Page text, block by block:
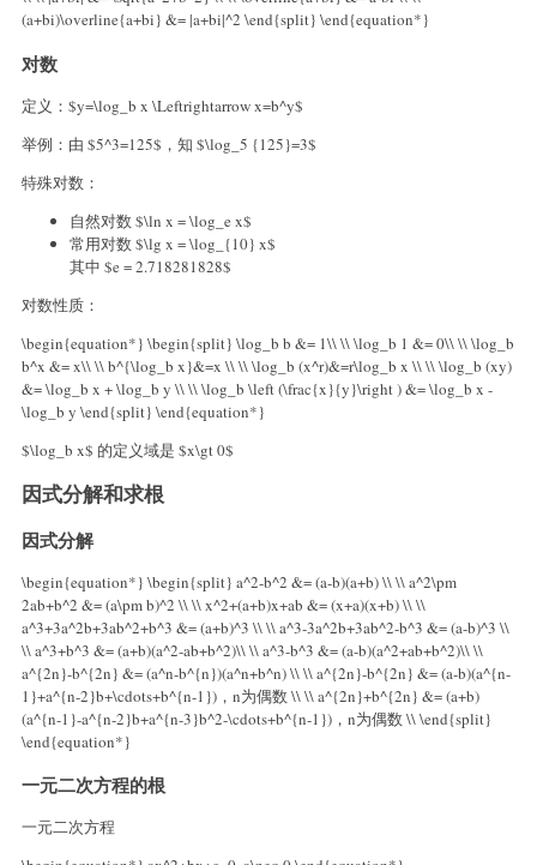
(a+bi)\overline{a+bi} &= |a+bi|^2 \end{split} \end{equation*}
对数
定义：$y=\log_b x \Leftrightarrow x=b^y$
举例：由 $5^3=125$，知 $\log_5 {125}=3$
特殊对数：
自然对数 $\ln x = \log_e x$
常用对数 $\lg x = \log_{10} x$
其中 $e = 2.718281828$
对数性质：
\begin{equation*} \begin{split} \log_b b &= 1\\ \\ \log_b 1 &= 0\\ \\ \log_b
b^x &= x\\ \\ b^{\log_b x}&=x \\ \\ \log_b (x^r)&=r\log_b x \\ \\ \log_b (xy)
&= \log_b x + \log_b y \\ \\ \log_b \left (\frac{x}{y}\right ) &= \log_b x -
\log_b y \end{split} \end{equation*}
$\log_b x$ 的定义域是 $x\gt 0$
因式分解和求根
因式分解
\begin{equation*} \begin{split} a^2-b^2 &= (a-b)(a+b) \\ \\ a^2\pm
2ab+b^2 &= (a\pm b)^2 \\ \\ x^2+(a+b)x+ab &= (x+a)(x+b) \\ \\
a^3+3a^2b+3ab^2+b^3 &= (a+b)^3 \\ \\ a^3-3a^2b+3ab^2-b^3 &= (a-b)^3 \\
\\ a^3+b^3 &= (a+b)(a^2-ab+b^2)\\ \\ a^3-b^3 &= (a-b)(a^2+ab+b^2)\\ \\
a^{2n}-b^{2n} &= (a^n-b^{n})(a^n+b^n) \\ \\ a^{2n}-b^{2n} &= (a-b)(a^{n-
1}+a^{n-2}b+\cdots+b^{n-1})，n为偶数 \\ \\ a^{2n}+b^{2n} &= (a+b)
(a^{n-1}-a^{n-2}b+a^{n-3}b^2-\cdots+b^{n-1})，n为偶数 \\ \end{split}
\end{equation*}
一元二次方程的根
一元二次方程